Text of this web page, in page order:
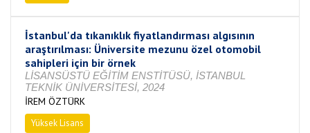
İstanbul'da tıkanıklık fiyatlandırması algısının
araştırılması: Üniversite mezunu özel otomobil
sahipleri için bir örnek
LİSANSÜSTÜ EĞİTİM ENSTİTÜSÜ, İSTANBUL
TEKNİK ÜNİVERSİTESİ, 2024
İREM ÖZTÜRK
Yüksek Lisans